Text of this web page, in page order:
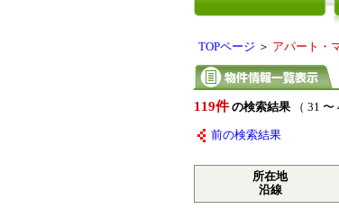
TOPページ ＞ アパート・
119件 の検索結果（ 31 〜
前の検索結果
所在地
沿線